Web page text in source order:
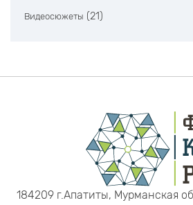
Видеосюжеты (21)
184209 г.Апатиты, Мурманская